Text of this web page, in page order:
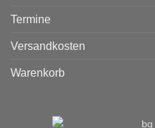
Termine
Versandkosten
Warenkorb